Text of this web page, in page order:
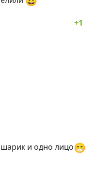
и одно лицо😁